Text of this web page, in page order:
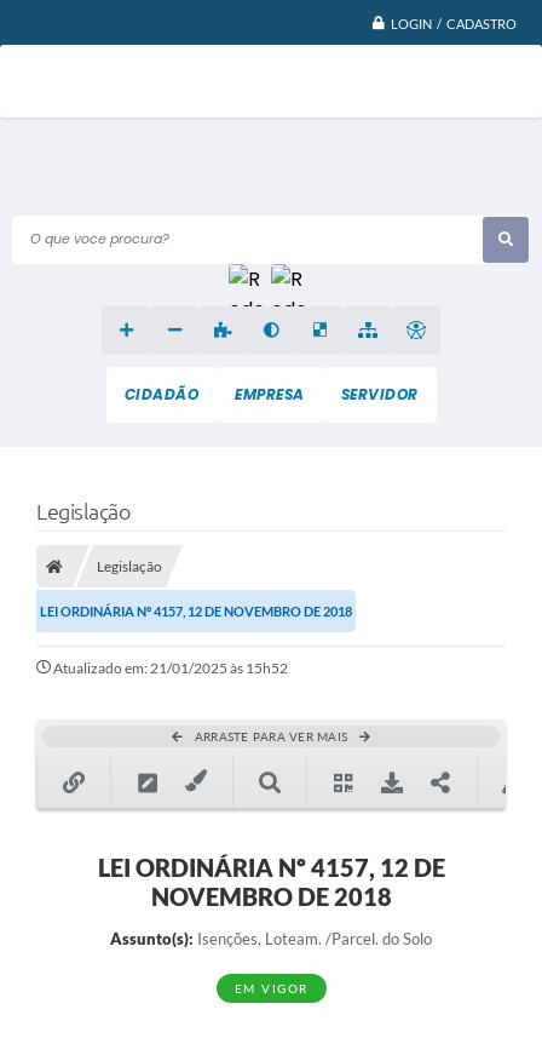
LOGIN / CADASTRO
O que voce procura?
CIDADÃO EMPRESA SERVIDOR
Legislação
Legislação
LEI ORDINÁRIA Nº 4157, 12 DE NOVEMBRO DE 2018
Atualizado em: 21/01/2025 às 15h52
ARRASTE PARA VER MAIS
LEI ORDINÁRIA Nº 4157, 12 DE
NOVEMBRO DE 2018
Assunto(s): Isenções, Loteam. /Parcel. do Solo
EM VIGOR